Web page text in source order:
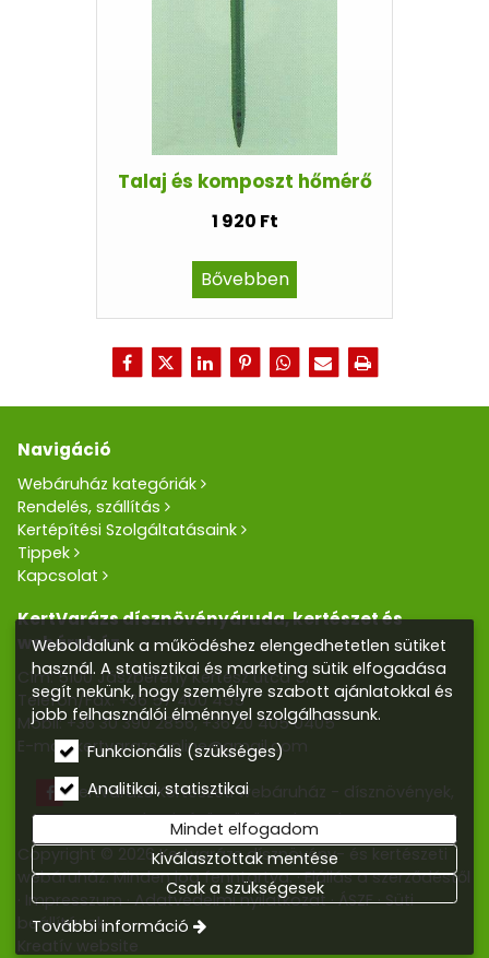
Talaj és komposzt hőmérő
1 920 Ft
Bővebben
Navigáció
Webáruház kategóriák
Rendelés, szállítás
Kertépítési Szolgáltatásaink
Tippek
Kapcsolat
KertVarázs dísznövényáruda, kertészet és
webáruház
Cím: 5100 Jászberény Kertész utca 5.
Telefon/Fax: +36 57 400 455
Mobil:+36 30 390 2856,+36 20 405 0405
E-mail:kertvarazs.online@gmail.com
Kertvarázs Kertészeti webáruház - dísznövények,
kerti tó, öntözőrendszerek
Copyright © 2026 Kertvarázs dísznövény- és kertészeti
webáruház. Minden jog fenntartva. Elállás a szerződéstől
Impresszum Adatvédelmi nyilatkozat ÁSZF Süti
beállítások
Kreatív website
Weboldalunk a működéshez elengedhetetlen sütiket
használ. A statisztikai és marketing sütik elfogadása
segít nekünk, hogy személyre szabott ajánlatokkal és
jobb felhasználói élménnyel szolgálhassunk.
Funkcionális (szükséges)
Analitikai, statisztikai
Mindet elfogadom
Kiválasztottak mentése
Csak a szükségesek
További információ